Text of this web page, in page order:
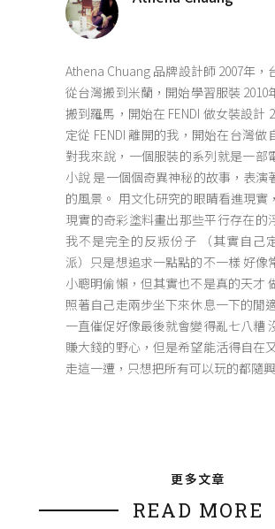
Athena Chuang 品牌設計師 2007年，
從台灣搬到米蘭，開始學習服裝 2010
搬到羅馬，開始在 FENDI 做女裝設計
定從 FENDI 離開的我，開始在台灣做
對我來說，一個服裝的系列就是一部
小說 是一個個奇異神秘的故事，表演
的風景。 用文化研究的眼睛看進現實
現實的奇彩塗料畫出那些平行存在的
我不是完全的反叛份子 （其實自己
派）只是想追求一點點的不一樣 好像
小聰明偷懶，但其實也不是真的天才
照著自己走兩步坐下來休息一下的閒
一直催促好像最後就會變得亂七八糟
賺大錢的野心，但是希望能活得自在
走這一遭，只想把所有可以玩的都隨
更多文章
READ MORE